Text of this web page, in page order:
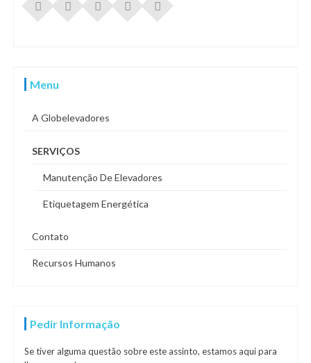
Menu
A Globelevadores
SERVIÇOS
Manutenção De Elevadores
Etiquetagem Energética
Contato
Recursos Humanos
Pedir Informação
Se tiver alguma questão sobre este assinto, estamos aqui para